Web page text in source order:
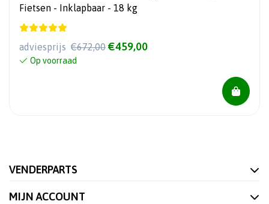
Fietsen - Inklapbaar - 18 kg
adviesprijs €672,00 €459,00
Op voorraad
VENDERPARTS
MIJN ACCOUNT